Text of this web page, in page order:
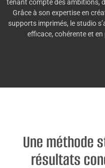
tenant compte des ambitions,
Grâce à son expertise en
supports imprimés, le studio
efficace, cohérente et
Une méthode
résultats